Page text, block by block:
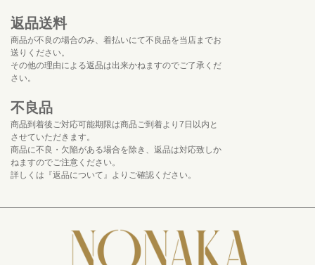
返品送料
商品が不良の場合のみ、着払いにて不良品を当店までお
送りください。
その他の理由による返品は出来かねますのでご了承くだ
さい。
不良品
商品到着後ご対応可能期限は商品ご到着より7日以内と
させていただきます。
商品に不良・欠陥がある場合を除き、返品は対応致しか
ねますのでご注意ください。
詳しくは『返品について』よりご確認ください。